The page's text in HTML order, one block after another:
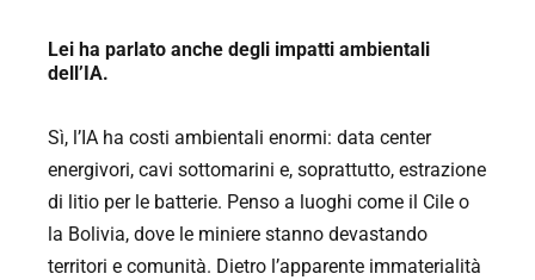
Lei ha parlato anche degli impatti ambientali
dell’IA.
Sì, l’IA ha costi ambientali enormi: data center
energivori, cavi sottomarini e, soprattutto, estrazione
di litio per le batterie. Penso a luoghi come il Cile o
la Bolivia, dove le miniere stanno devastando
territori e comunità. Dietro l’apparente immaterialità